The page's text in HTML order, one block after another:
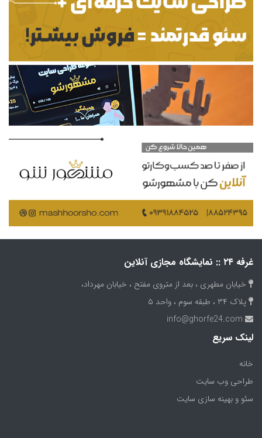
غرفه ۲۴ :: نمایشگاه مجازی آنلاین
خیابان مطهری ، بعد از متروی مفتح ، خیابان مهرداد،
پلاک ۳۴ ، طبقه سوم ، واحد ۵
لینک سریع
خانه
طراحی وب سایت
سئو و بهینه سازی سایت